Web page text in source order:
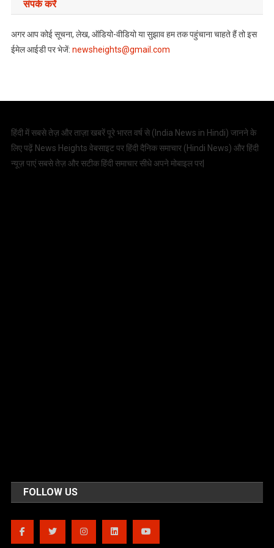
संपर्क करें
अगर आप कोई सूचना, लेख, ऑडियो-वीडियो या सुझाव हम तक पहुंचाना चाहते हैं तो इस
ईमेल आईडी पर भेजें: newsheights@gmail.com
हिंदी में सबसे तेज़ और ताज़ा खबरें पूरे भारत वर्ष से ( India News in Hindi) जानने के
लिए पढ़ें News Heights वेबसाइट पर हिंदी दैनिक समाचार (Hindi News) और हिंदी
न्यूज़ पाएं सबसे तेज़ और सटीक हिंदी समाचार सीधे अपने मोबाइल पर|
FOLLOW US